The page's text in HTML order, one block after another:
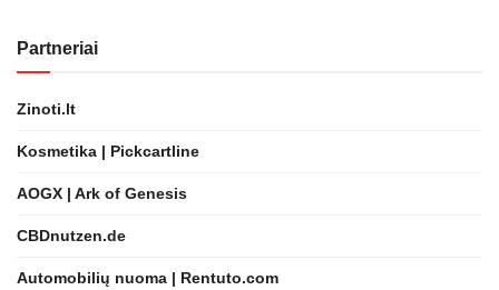
Partneriai
Zinoti.lt
Kosmetika | Pickcartline
AOGX | Ark of Genesis
CBDnutzen.de
Automobilių nuoma | Rentuto.com